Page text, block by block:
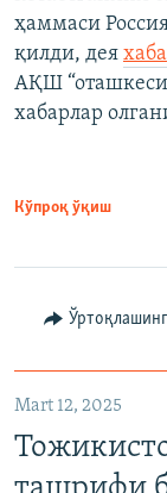
ҳаммаси
қилди, дея
АҚШ
хабарлар
Кўпроқ ўқиш
Ўртоқлашинг
Mart 12, 2025